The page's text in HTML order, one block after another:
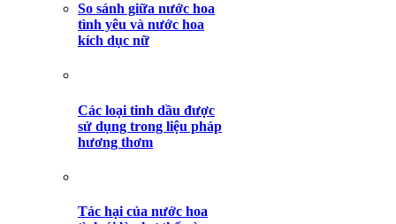
So sánh giữa nước hoa
tình yêu và nước hoa
kích dục nữ
Các loại tinh dầu được
sử dụng trong liệu pháp
hương thơm
Tác hại của nước hoa